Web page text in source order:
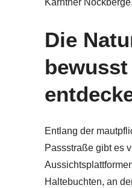
Kärntner Nockberge.
Die
bewusst
Entlang der
Passstraße gibt es
Haltebuchten, an